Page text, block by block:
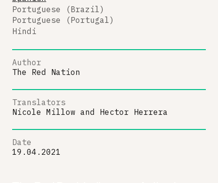
Portuguese (Brazil)
Portuguese (Portugal)
Hindi
Author
The Red Nation
Translators
Nicole Millow and Hector Herrera
Date
19.04.2021